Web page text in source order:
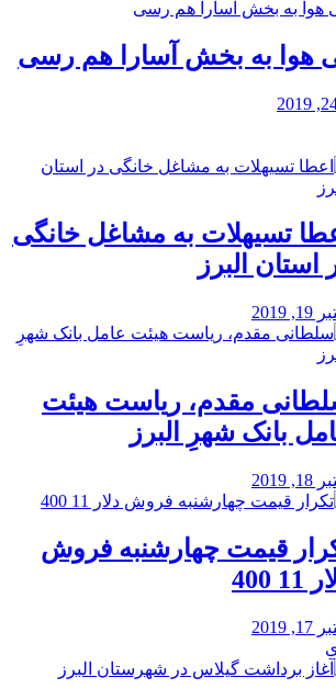
هوا به بخش آسارا هم رسی
تسیهلات به مشاغل خانگی
استان البرز
2019
مقدم، ریاست هیئت
بانک شهرِ البرز
2019
قیمت چهارشنبه فروش
400
2019